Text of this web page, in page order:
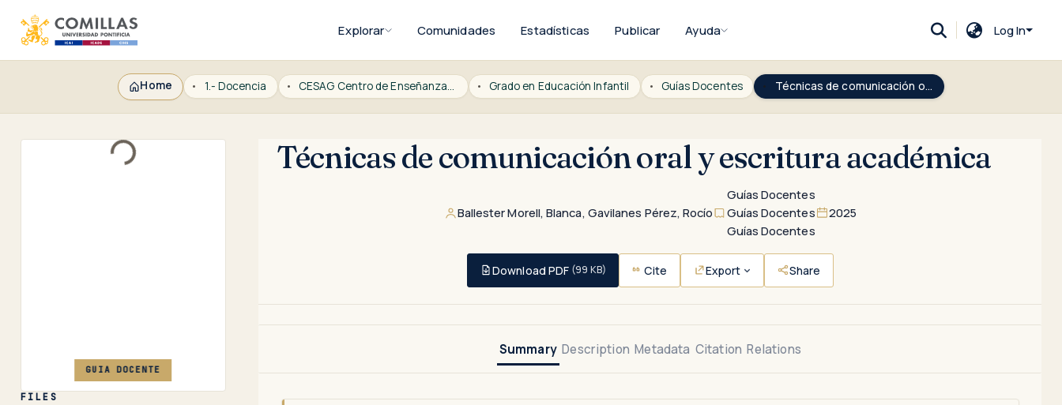
Explorar Comunidades Estadísticas Publicar Ayuda Log In
Home 1.- Docencia CESAG Centro de Enseñanza Superior Alberta Giménez Grado en Educación Infantil Guías Docentes Técnicas de comunicación oral y escritura académica
Loading...
GUIA DOCENTE
FILES
Técnicas de comunicación oral y escritura académica
Ballester Morell, Blanca, Gavilanes Pérez, Rocío
Guías Docentes
Guías Docentes
Guías Docentes
2025
Download PDF (99 KB) Cite Export Share
Summary Description Metadata Citation Relations